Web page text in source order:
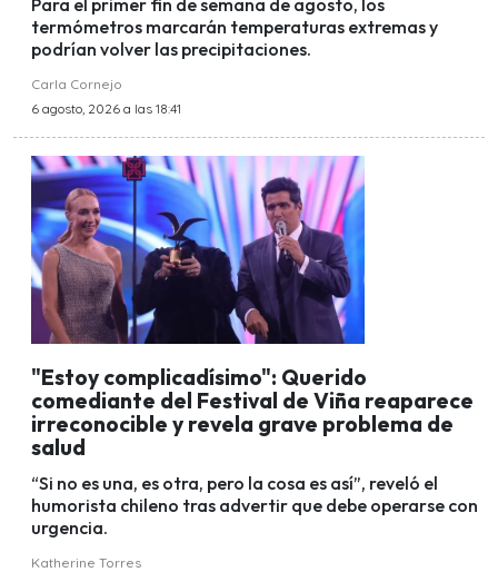
Para el primer fin de semana de agosto, los
termómetros marcarán temperaturas extremas y
podrían volver las precipitaciones.
Carla Cornejo
6 agosto, 2026 a las 18:41
"Estoy complicadísimo": Querido
comediante del Festival de Viña reaparece
irreconocible y revela grave problema de
salud
“Si no es una, es otra, pero la cosa es así”, reveló el
humorista chileno tras advertir que debe operarse con
urgencia.
Katherine Torres